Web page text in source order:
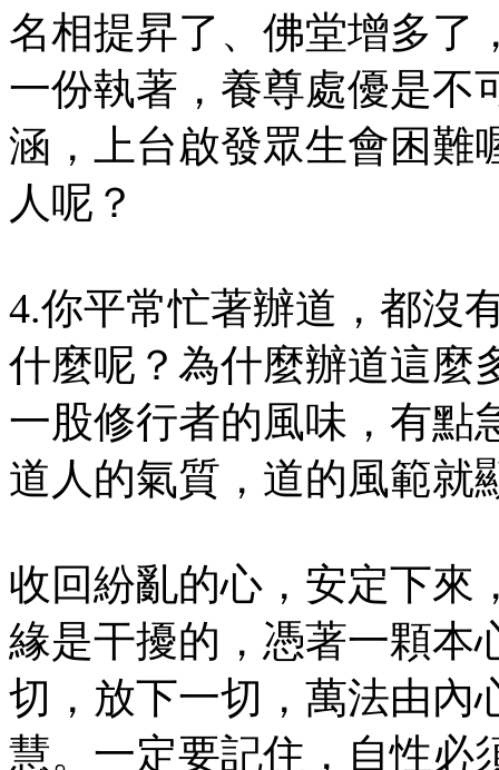
名相提昇了、佛堂增多了
一份執著，養尊處優是不
涵，上台啟發眾生會困難
人呢？
4.你平常忙著辦道，都沒
什麼呢？為什麼辦道這麼
一股修行者的風味，有點
道人的氣質，道的風範就
收回紛亂的心，安定下來
緣是干擾的，憑著一顆本
切，放下一切，萬法由內
慧。一定要記住，自性必